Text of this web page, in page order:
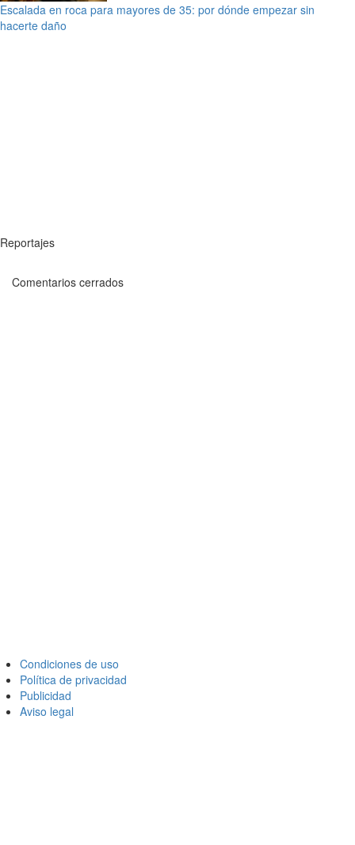
Escalada en roca para mayores de 35: por dónde empezar sin
hacerte daño
Reportajes
Comentarios cerrados
Condiciones de uso
Política de privacidad
Publicidad
Aviso legal